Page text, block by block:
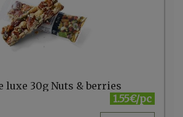
luxe 30g Nuts & berries
1.55€/pc